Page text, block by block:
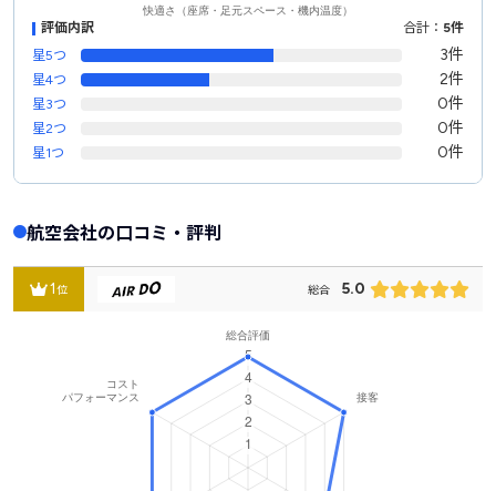
評価内訳 合計： 5件
星5つ
3件
星4つ 2件
星3つ 0件
星2つ 0件
星1つ 0件
航空会社の口コミ・評判
1位 総合 5.0